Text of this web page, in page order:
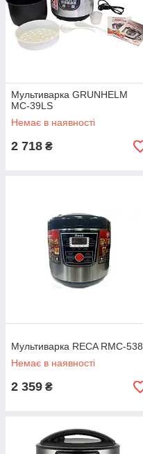
Мультиварка GRUNHELM
MC-39LS
Немає в наявності
2 718 ₴
Мультиварка RECA RMC-538
Немає в наявності
2 359 ₴